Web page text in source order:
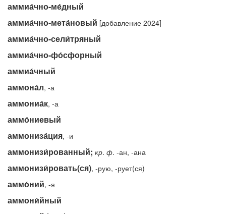
аммиа́чно-ме́дный
аммиа́чно-мета́новый [добавление 2024]
аммиа́чно-сели́тряный
аммиа́чно-фо́сфорный
аммиа́чный
аммона́л, -а
аммониа́к, -а
аммо́ниевый
аммониза́ция, -и
аммонизи́рованный; кр. ф. -ан, -ана
аммонизи́ровать(ся), -рую, -рует(ся)
аммо́ний, -я
аммони́йный